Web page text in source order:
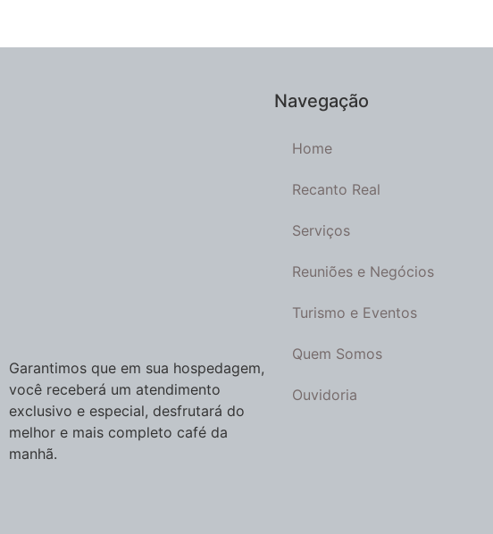
Garantimos que em sua hospedagem,
você receberá um atendimento
exclusivo e especial, desfrutará do
melhor e mais completo café da
manhã.
Navegação
Home
Recanto Real
Serviços
Reuniões e Negócios
Turismo e Eventos
Quem Somos
Ouvidoria